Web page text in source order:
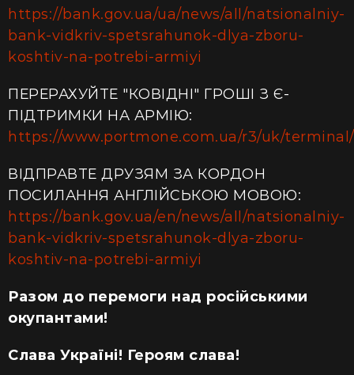
https://bank.gov.ua/ua/news/all/natsionalniy-
bank-vidkriv-spetsrahunok-dlya-zboru-
koshtiv-na-potrebi-armiyi
ПЕРЕРАХУЙТЕ "КОВІДНІ" ГРОШІ З Є-
ПІДТРИМКИ НА АРМІЮ:
https://www.portmone.com.ua/r3/uk/terminal/
ВІДПРАВТЕ ДРУЗЯМ ЗА КОРДОН
ПОСИЛАННЯ АНГЛІЙСЬКОЮ МОВОЮ:
https://bank.gov.ua/en/news/all/natsionalniy-
bank-vidkriv-spetsrahunok-dlya-zboru-
koshtiv-na-potrebi-armiyi
Разом до перемоги над російськими
окупантами!
Слава Україні! Героям слава!